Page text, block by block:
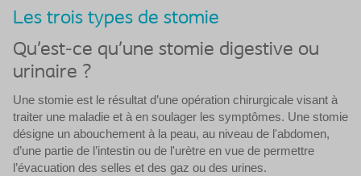
Les trois types de stomie
Qu’est-ce qu’une stomie digestive ou
urinaire ?
Une stomie est le résultat d’une opération chirurgicale visant à
traiter une maladie et à en soulager les symptômes. Une stomie
désigne un abouchement à la peau, au niveau de l'abdomen,
d’une partie de l’intestin ou de l'urètre en vue de permettre
l’évacuation des selles et des gaz ou des urines.